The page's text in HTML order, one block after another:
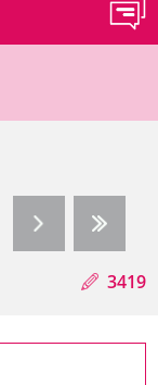
3419